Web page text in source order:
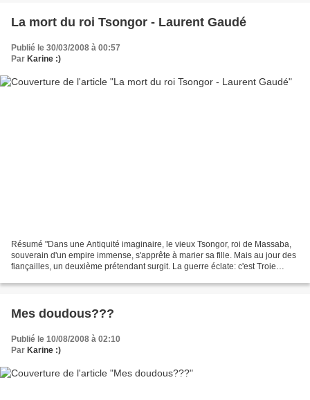
La mort du roi Tsongor - Laurent Gaudé
Publié le 30/03/2008 à 00:57
Par Karine :)
Résumé "Dans une Antiquité imaginaire, le vieux Tsongor, roi de Massaba,
souverain d'un empire immense, s'apprête à marier sa fille. Mais au jour des
fiançailles, un deuxième prétendant surgit. La guerre éclate: c'est Troie
Mes doudous???
Publié le 10/08/2008 à 02:10
Par Karine :)